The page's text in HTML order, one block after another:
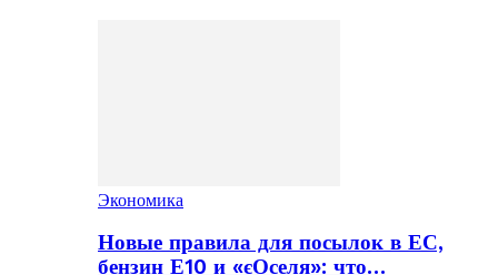
Экономика
Новые правила для посылок в ЕС,
бензин Е10 и «єОселя»: что…